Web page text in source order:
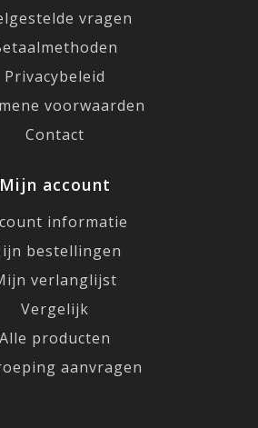
vragen
Privacybeleid
voorwaarden
Contact
Mijn account
informatie
bestellingen
verlanglijst
Vergelijk
Alle producten
aanvragen